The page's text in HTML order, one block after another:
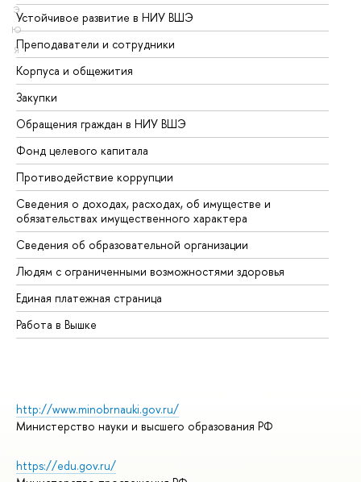
Э
Ю
Я
Устойчивое развитие в НИУ ВШЭ
Преподаватели и сотрудники
Корпуса и общежития
Закупки
Обращения граждан в НИУ ВШЭ
Фонд целевого капитала
Противодействие коррупции
Сведения о доходах, расходах, об имуществе и
обязательствах имущественного характера
Сведения об образовательной организации
Людям с ограниченными возможностями здоровья
Единая платежная страница
Работа в Вышке
http://www.minobrnauki.gov.ru/
Министерство науки и высшего образования РФ
https://edu.gov.ru/